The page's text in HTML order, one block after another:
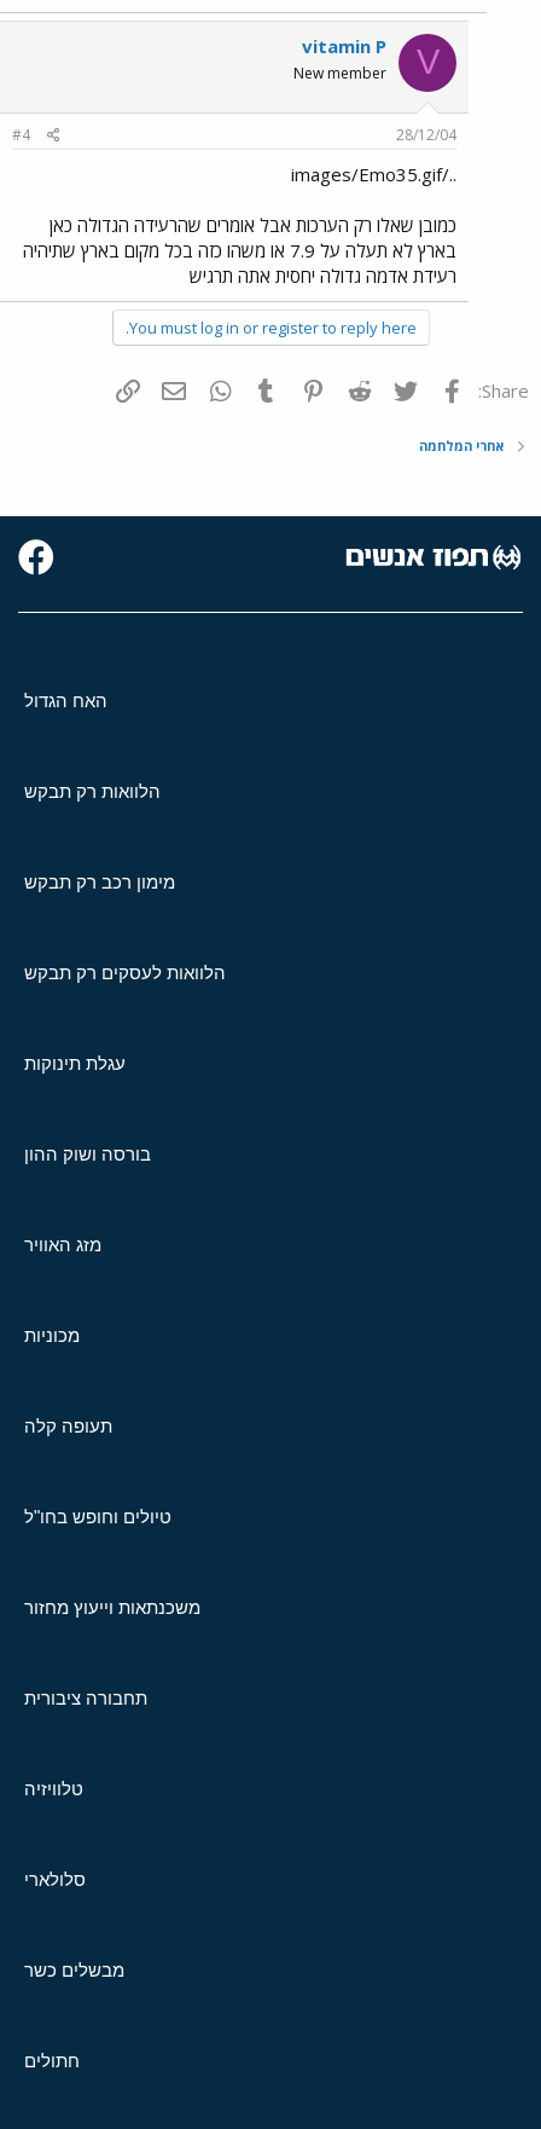
V
vitamin P
New member
28/12/04
#4
../images/Emo35.gif
כמובן שאלו רק הערכות אבל אומרים שהרעידה הגדולה כאן
בארץ לא תעלה על 7.9 או משהו כזה בכל מקום בארץ שתיהיה
רעידת אדמה גדולה יחסית אתה תרגיש
You must log in or register to reply here.
Share: פייסבוק Twitter
Reddit
Pinterest
Tumblr
WhatsAppדואר אלקטרוני
אחרי המלחמה
האח הגדול
הלוואות רק תבקש
מימון רכב רק תבקש
הלוואות לעסקים רק תבקש
עגלת תינוקות
בורסה ושוק ההון
מזג האוויר
מכוניות
תעופה קלה
טיולים וחופש בחו"ל
משכנתאות וייעוץ מחזור
תחבורה ציבורית
טלוויזיה
סלולארי
מבשלים כשר
חתולים